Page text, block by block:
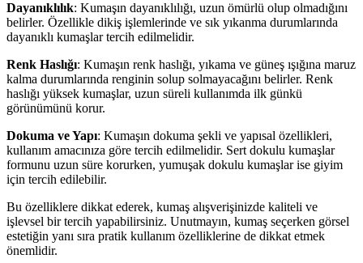
Dayanıklılık: Kumaşın dayanıklılığı, uzun ömürlü olup olmadığını
belirler. Özellikle dikiş işlemlerinde ve sık yıkanma durumlarında
dayanıklı kumaşlar tercih edilmelidir.
Renk Haslığı: Kumaşın renk haslığı, yıkama ve güneş ışığına maruz
kalma durumlarında renginin solup solmayacağını belirler. Renk
haslığı yüksek kumaşlar, uzun süreli kullanımda ilk günkü
görünümünü korur.
Dokuma ve Yapı: Kumaşın dokuma şekli ve yapısal özellikleri,
kullanım amacınıza göre tercih edilmelidir. Sert dokulu kumaşlar
formunu uzun süre korurken, yumuşak dokulu kumaşlar ise giyim
için tercih edilebilir.
Bu özelliklere dikkat ederek, kumaş alışverişinizde kaliteli ve
işlevsel bir tercih yapabilirsiniz. Unutmayın, kumaş seçerken görsel
estetiğin yanı sıra pratik kullanım özelliklerine de dikkat etmek
önemlidir.